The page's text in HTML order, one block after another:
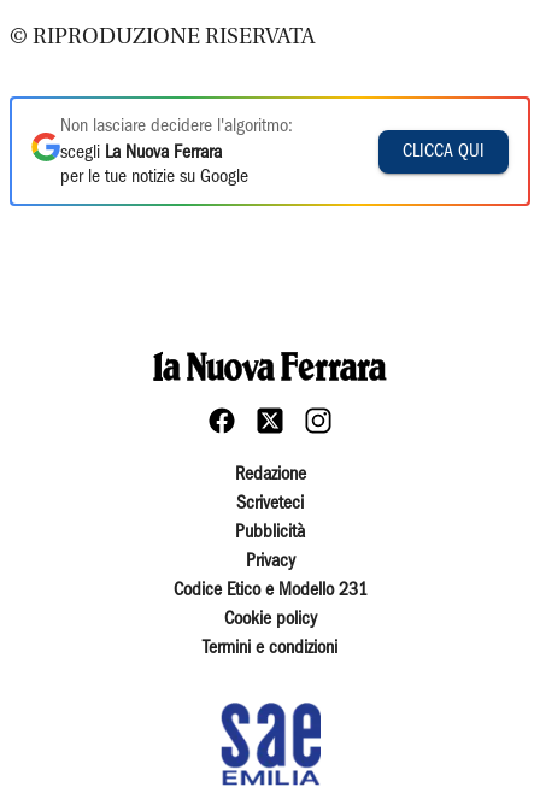
© RIPRODUZIONE RISERVATA
Non lasciare decidere l'algoritmo:
scegli La Nuova Ferrara
per le tue notizie su Google
CLICCA QUI
Redazione
Scriveteci
Pubblicità
Privacy
Codice Etico e Modello 231
Cookie policy
Termini e condizioni